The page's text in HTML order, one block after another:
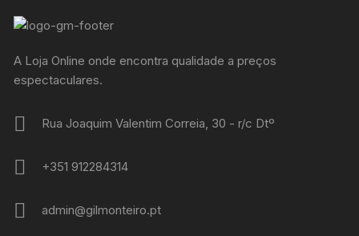
A Loja Online onde encontra qualidade a preços
espectaculares.
Rua Joaquim Valentim Correia, 30 - r/c Dtº
+351 912284314
admin@gilmonteiro.pt